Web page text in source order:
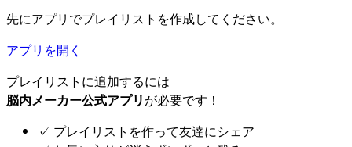
先にアプリでプレイリストを作成してください。
アプリを開く
プレイリストに追加するには
脳内メーカー公式アプリが必要です！
✓ プレイリストを作って友達にシェア